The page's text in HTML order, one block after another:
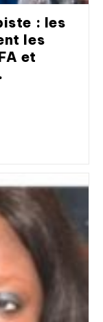
: les
les
et